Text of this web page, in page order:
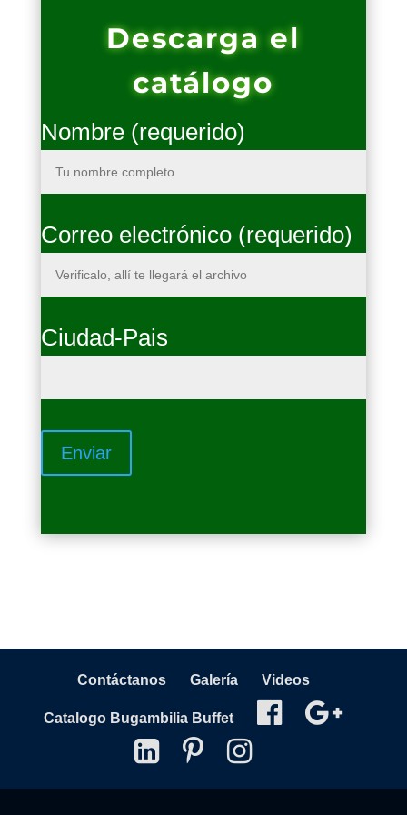
Descarga el
catálogo
Nombre (requerido)
Correo electrónico (requerido)
Ciudad-Pais
Contáctanos Galería Videos
Catalogo Bugambilia Buffet